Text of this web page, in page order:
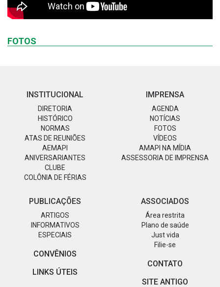
FOTOS
INSTITUCIONAL
DIRETORIA
HISTÓRICO
NORMAS
ATAS DE REUNIÕES
AEMAPI
ANIVERSARIANTES
CLUBE
COLÔNIA DE FÉRIAS
IMPRENSA
AGENDA
NOTÍCIAS
FOTOS
VÍDEOS
AMAPI NA MÍDIA
ASSESSORIA DE IMPRENSA
PUBLICAÇÕES
ARTIGOS
INFORMATIVOS
ESPECIAIS
CONVÊNIOS
LINKS ÚTEIS
ASSOCIADOS
Área restrita
Plano de saúde
Just vida
Filie-se
CONTATO
SITE ANTIGO